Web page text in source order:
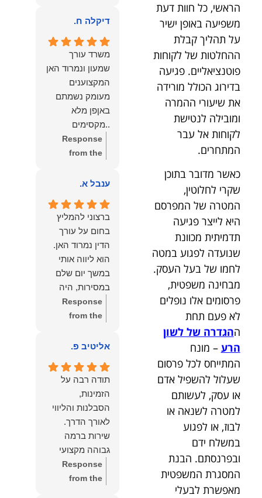
הראשי, כל חוות דעת
משפיעה באופן ישיר
על תהליך קבלת
ההחלטות של לקוחות
פוטנציאליים. פגיעה
בדירוג הכולל מורידה
את שיעורי ההמרה
ומובילה לנטישת
לקוחות אל עבר
המתחרים.
כאשר מדובר בתוכן
שקרי לחלוטין,
המטרה של המפרסם
היא לייצר פגיעה
תדמיתית מכוונת
שנועדה לפגוע במטה
לחמו של בעל העסק.
מבחינה משפטית,
פרסומים אלו נופלים
לא פעם תחת
ההגדרה של לשון
הרע – מונח
המתייחס לכל פרסום
שעלול להשפיל אדם
או עסק, לעשותם
למטרה לשנאה או
לבוז, או לפגוע
במשלח ידם
ובפרנסתם. הבנת
המסגרת המשפטית
מאפשרת לבעלי
דיקלה ח.
משרד עורך
שמעון ונמרוד האן
המקצוענים
מעומק נשמתם
באןפן מלא
..מקסימים
ונעימים אוזן
קשבת, ונונתנים
מלא ואמיתי..שפו
עליכם..אני
שמחה שאתם
איתי ותזכו לטוב
כפי
שאתם....תבורכו
ברכה והצלחה
וחיבוק ממני🙂😘
💓
Response
from the
רבה על המילים
והמרגשות.
שמחנו מאוד
לקרוא את
דברייך. אנו
מעריכים את
האמון שנתת בנו
ונמשיך לעמוד
לצידך וללוות
אותך במסירות.
הלב הרבה
הצלחה, ברכה
ובשורות טובות.
שמעון האן
משרד עורכי דין
ונוטריון
ענבל א.
ברצוני להמליץ
בחום על עורך
הדין נמרוד האן.
הוא ליווה אותי
במשך יום שלם
במסירות, היה
זמין לכל שאלה,
הכווין אותי בכל
תחושת ביטחון
התהליך.
המקצועיות,
הסבלנות,
היסודיות
והאכפתיות שלו
בלטו מהרגע
הראשון. הרגשתי
שיש לי על מי
לסמוך, ואני
Response
from the
הוא שלנו, נעמוד
ולשירותך בכל
עת גם בהמשך.
שמעון האן
משרד עורכי דין
ונוטריון
אליטיב פ.
תודה רבה על
הזמינות,
הסבלנות והליווי
שירות ברמה
גבוהה מקצועי
ואמין.
Response
from the